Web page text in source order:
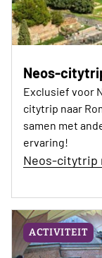
Neos-
Exclusief voor
citytrip naar
samen met
ervaring!
Neos-citytrip
ACTIVITEIT